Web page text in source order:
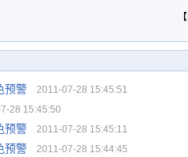
【
预警 2011-07-28 15:45:51
28 15:45:50
预警 2011-07-28 15:45:11
预警 2011-07-28 15:44:45